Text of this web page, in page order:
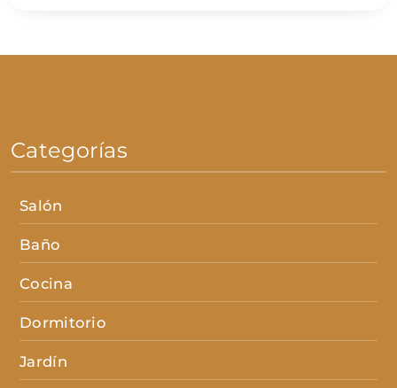
Categorías
Salón
Baño
Cocina
Dormitorio
Jardín